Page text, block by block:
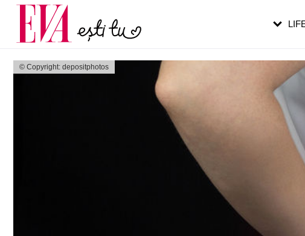
© Copyright: depositphotos
Carieră
Actualitate
pe măsură ce înaintezi în